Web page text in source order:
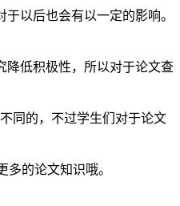
于以后也会有以一定的影响。
降低积极性，所以对于论文查
同的，不过学生们对于论文
多的论文知识哦。